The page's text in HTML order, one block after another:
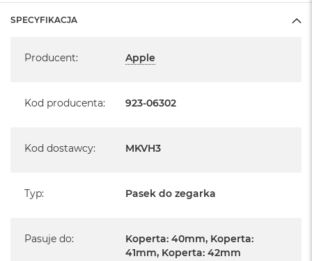
SPECYFIKACJA
Producent: Apple
Kod producenta: 923-06302
Kod dostawcy: MKVH3
Typ: Pasek do zegarka
Pasuje do:
Koperta: 40mm, Koperta:
41mm, Koperta: 42mm